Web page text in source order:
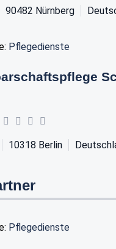
90482 Nürnberg
Pflegedienste
10318 Berlin
Pflegedienste